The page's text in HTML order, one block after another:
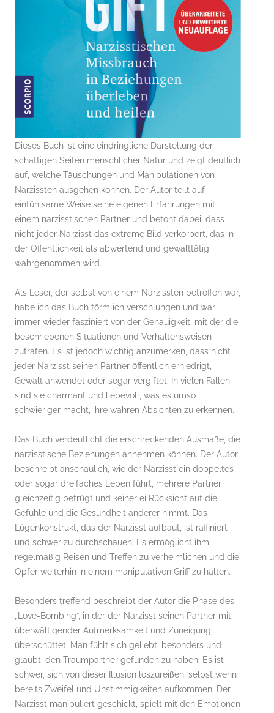
Dieses Buch ist eine eindringliche Darstellung der
schattigen Seiten menschlicher Natur und zeigt deutlich
auf, welche Täuschungen und Manipulationen von
Narzissten ausgehen können. Der Autor teilt auf
einfühlsame Weise seine eigenen Erfahrungen mit
einem narzisstischen Partner und betont dabei, dass
nicht jeder Narzisst das extreme Bild verkörpert, das in
der Öffentlichkeit als abwertend und gewalttätig
wahrgenommen wird.
Als Leser, der selbst von einem Narzissten betroffen war,
habe ich das Buch förmlich verschlungen und war
immer wieder fasziniert von der Genauigkeit, mit der die
beschriebenen Situationen und Verhaltensweisen
zutrafen. Es ist jedoch wichtig anzumerken, dass nicht
jeder Narzisst seinen Partner öffentlich erniedrigt,
Gewalt anwendet oder sogar vergiftet. In vielen Fällen
sind sie charmant und liebevoll, was es umso
schwieriger macht, ihre wahren Absichten zu erkennen.
Das Buch verdeutlicht die erschreckenden Ausmaße, die
narzisstische Beziehungen annehmen können. Der Autor
beschreibt anschaulich, wie der Narzisst ein doppeltes
oder sogar dreifaches Leben führt, mehrere Partner
gleichzeitig betrügt und keinerlei Rücksicht auf die
Gefühle und die Gesundheit anderer nimmt. Das
Lügenkonstrukt, das der Narzisst aufbaut, ist raffiniert
und schwer zu durchschauen. Es ermöglicht ihm,
regelmäßig Reisen und Treffen zu verheimlichen und die
Opfer weiterhin in einem manipulativen Griff zu halten.
Besonders treffend beschreibt der Autor die Phase des
„Love-Bombing“, in der der Narzisst seinen Partner mit
überwältigender Aufmerksamkeit und Zuneigung
überschüttet. Man fühlt sich geliebt, besonders und
glaubt, den Traumpartner gefunden zu haben. Es ist
schwer, sich von dieser Illusion loszureißen, selbst wenn
bereits Zweifel und Unstimmigkeiten aufkommen. Der
Narzisst manipuliert geschickt, spielt mit den Emotionen